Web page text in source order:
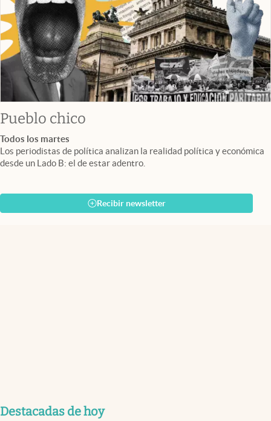
Pueblo chico
Todos los martes
Los periodistas de política analizan la realidad política y económica
desde un Lado B: el de estar adentro.
Recibir newsletter
Destacadas de hoy